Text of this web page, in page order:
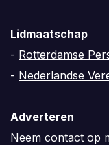
Lidmaatschap
- Rotterdamse
- Nederlandse
Adverteren
Neem contact op